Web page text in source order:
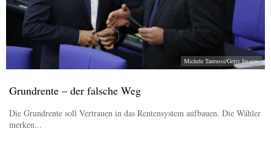
Michele Tantussi/Getty Images
Grundrente – der falsche Weg
Die Grundrente soll Vertrauen in das Rentensystem aufbauen. Die Wähler
merken...